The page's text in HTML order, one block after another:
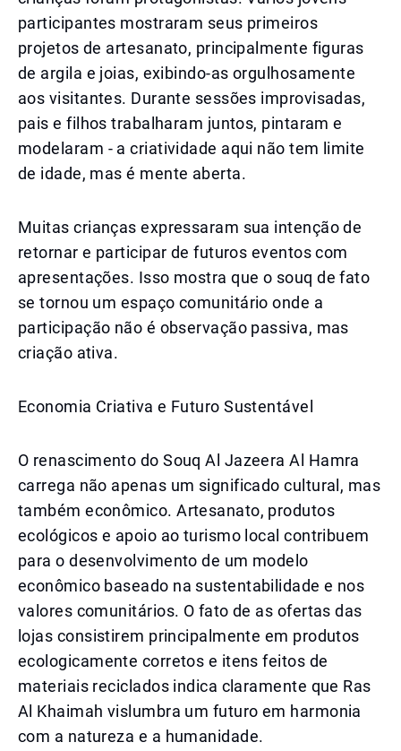
participantes mostraram seus primeiros
projetos de artesanato, principalmente figuras
de argila e joias, exibindo-as orgulhosamente
aos visitantes. Durante sessões improvisadas,
pais e filhos trabalharam juntos, pintaram e
modelaram - a criatividade aqui não tem limite
de idade, mas é mente aberta.
Muitas crianças expressaram sua intenção de
retornar e participar de futuros eventos com
apresentações. Isso mostra que o souq de fato
se tornou um espaço comunitário onde a
participação não é observação passiva, mas
criação ativa.
Economia Criativa e Futuro Sustentável
O renascimento do Souq Al Jazeera Al Hamra
carrega não apenas um significado cultural, mas
também econômico. Artesanato, produtos
ecológicos e apoio ao turismo local contribuem
para o desenvolvimento de um modelo
econômico baseado na sustentabilidade e nos
valores comunitários. O fato de as ofertas das
lojas consistirem principalmente em produtos
ecologicamente corretos e itens feitos de
materiais reciclados indica claramente que Ras
Al Khaimah vislumbra um futuro em harmonia
com a natureza e a humanidade.